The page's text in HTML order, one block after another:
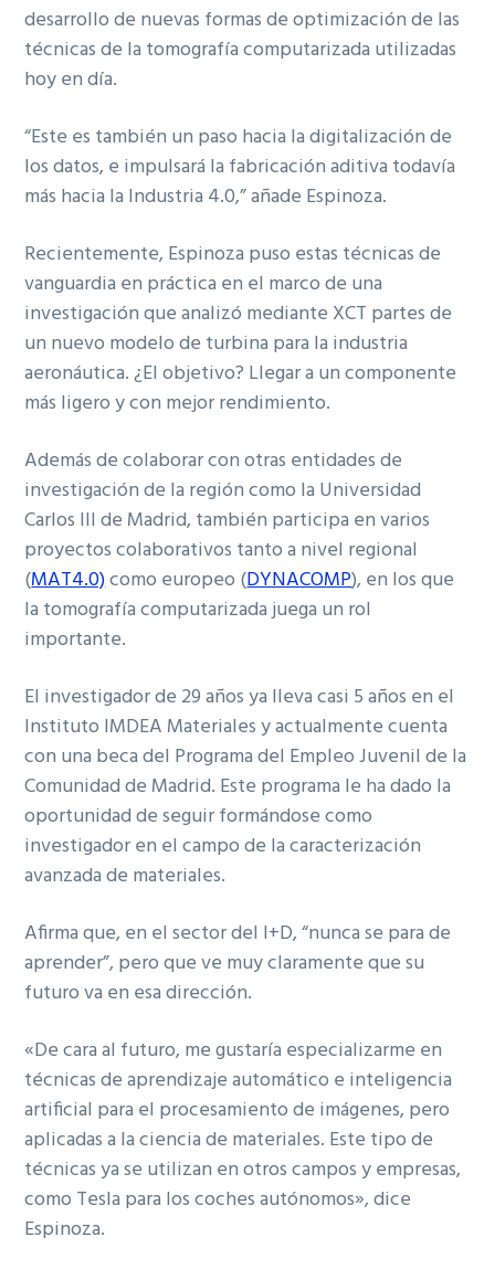
desarrollo de nuevas formas de optimización de las
técnicas de la tomografía computarizada utilizadas
hoy en día.
“Este es también un paso hacia la digitalización de
los datos, e impulsará la fabricación aditiva todavía
más hacia la Industria 4.0,” añade Espinoza.
Recientemente, Espinoza puso estas técnicas de
vanguardia en práctica en el marco de una
investigación que analizó mediante XCT partes de
un nuevo modelo de turbina para la industria
aeronáutica. ¿El objetivo? Llegar a un componente
más ligero y con mejor rendimiento.
Además de colaborar con otras entidades de
investigación de la región como la Universidad
Carlos III de Madrid, también participa en varios
proyectos colaborativos tanto a nivel regional
(MAT4.0)como europeo (DYNACOMP), en los que
la tomografía computarizada juega un rol
importante.
El investigador de 29 años ya lleva casi 5 años en el
Instituto IMDEA Materiales y actualmente cuenta
con una beca del Programa del Empleo Juvenil de la
Comunidad de Madrid. Este programa le ha dado la
oportunidad de seguir formándose como
investigador en el campo de la caracterización
avanzada de materiales.
Afirma que, en el sector del I+D, “nunca se para de
aprender”, pero que ve muy claramente que su
futuro va en esa dirección.
«De cara al futuro, me gustaría especializarme en
técnicas de aprendizaje automático e inteligencia
artificial para el procesamiento de imágenes, pero
aplicadas a la ciencia de materiales. Este tipo de
técnicas ya se utilizan en otros campos y empresas,
como Tesla para los coches autónomos», dice
Espinoza.